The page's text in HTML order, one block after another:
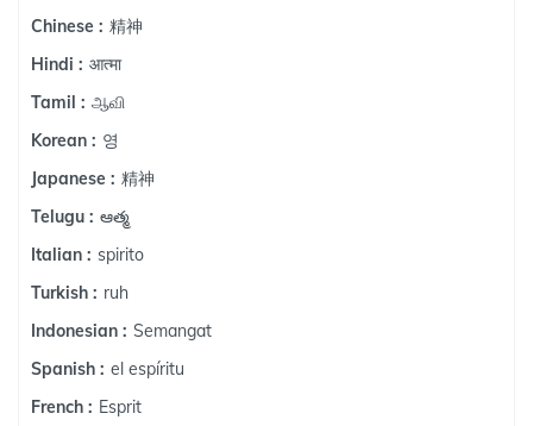
Chinese : 精神
Hindi : आत्मा
Tamil : ஆவி
Korean : 영
Japanese : 精神
Telugu : ఆత్మ
Italian : spirito
Turkish : ruh
Indonesian : Semangat
Spanish : el espíritu
French : Esprit